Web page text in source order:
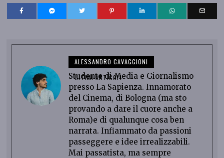
ALESSANDRO CAVAGGIONI
ULTIMI ARTICOLI
Studente di Media e Giornalismo
presso La Sapienza. Innamorato
del Cinema, di Bologna (ma sto
provando a dare il cuore anche a
Roma)e di qualunque cosa ben
narrata. Infiammato da passioni
passeggere e idee irrealizzabili.
Mai passatista, ma sempre